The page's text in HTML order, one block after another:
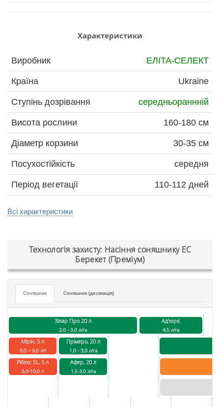
Характеристики
Виробник ЕЛІТА-СЕЛЕКТ
Країна Ukraine
Ступінь дозрівання середньораннній
Висота рослини 160-180 см
Діаметр корзини 30-35 см
Посухостійкість середня
Період вегетації 110-112 дней
Всі характеристики
Технологія захисту: Насіння соняшнику ЕС
Берекет (Преміум)
Соняшник Соняшник (десикація)
Зілар Про 20 л
2,0 - 3,0 л/га
Ад'юріс
4,5 л/га
Мірін, 5 л
6,0 – 9,0 л/т
Прімеро, 20 л
1,0 - 3,0 л/га
Рібекс SL, 5 л
6,0-10,0 л
Афер, 20 л
1,5-3,0 л/га